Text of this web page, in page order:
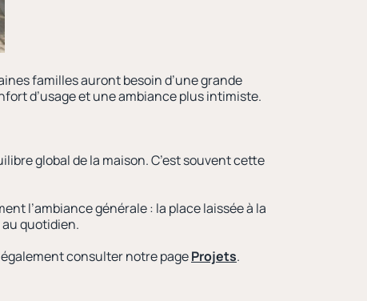
familles auront besoin d’une grande
d’usage et une ambiance plus intimiste.
global de la maison. C’est souvent cette
l’ambiance générale : la place laissée à la
quotidien.
consulter notre pageProjets.